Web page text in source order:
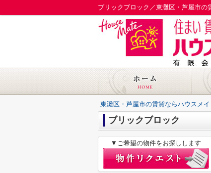
ブリックブロック／東灘区・芦屋市
東灘区・芦屋市の賃貸ならハウスメ
ブリックブロック
▼ご希望の物件をお探しします